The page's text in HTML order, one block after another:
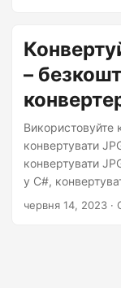
–
Використовуйте
конвертувати
конвертувати
у C#,
у PPT у C++,
червня 14, 2023 ·